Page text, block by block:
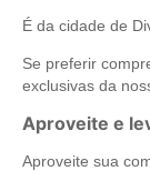
É da cidade de
Se preferir
exclusivas da
Aproveite e
Aproveite sua